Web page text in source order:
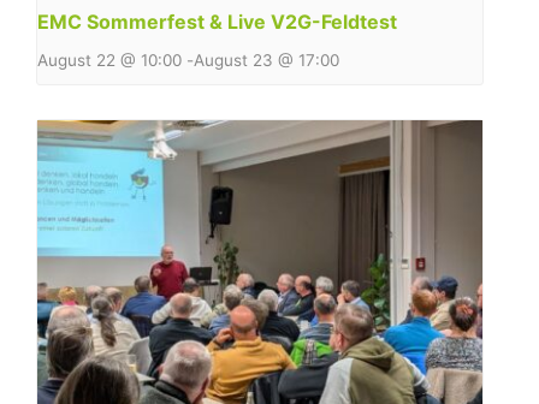
EMC Sommerfest & Live V2G-Feldtest
August 22 @ 10:00 -August 23 @ 17:00